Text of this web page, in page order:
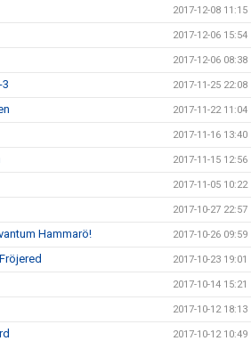
2017-12-08 11:15
2017-12-06 15:54
2017-12-06 08:38
2017-11-25 22:08
2017-11-22 11:04
2017-11-16 13:40
2017-11-15 12:56
2017-11-05 10:22
2017-10-27 22:57
Hammarö! 2017-10-26 09:59
2017-10-23 19:01
2017-10-14 15:21
2017-10-12 18:13
2017-10-12 10:49